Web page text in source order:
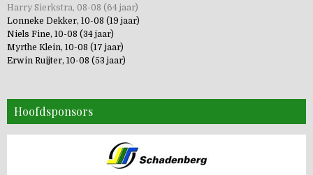
Harry Sierkstra, 08-08 (64 jaar)
Lonneke Dekker, 10-08 (19 jaar)
Niels Fine, 10-08 (34 jaar)
Myrthe Klein, 10-08 (17 jaar)
Erwin Ruijter, 10-08 (53 jaar)
Hoofdsponsors